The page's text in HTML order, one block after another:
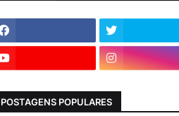
POSTAGENS POPULARES